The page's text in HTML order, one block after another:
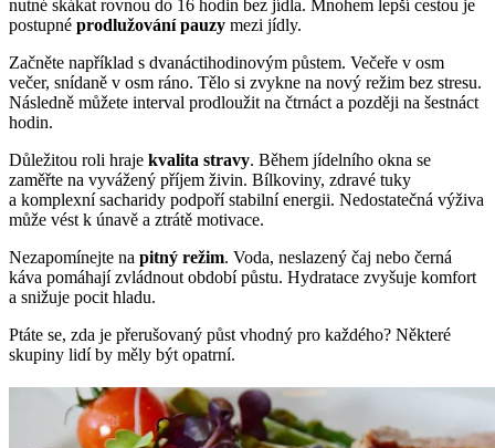
nutné skákat rovnou do 16 hodin bez jídla. Mnohem lepší cestou je
postupné prodlužování pauzy mezi jídly.
Začněte například s dvanáctihodinovým půstem. Večeře v osm
večer, snídaně v osm ráno. Tělo si zvykne na nový režim bez stresu.
Následně můžete interval prodloužit na čtrnáct a později na šestnáct
hodin.
Důležitou roli hraje kvalita stravy. Během jídelního okna se
zaměřte na vyvážený příjem živin. Bílkoviny, zdravé tuky
a komplexní sacharidy podpoří stabilní energii. Nedostatečná výživa
může vést k únavě a ztrátě motivace.
Nezapomínejte na pitný režim. Voda, neslazený čaj nebo černá
káva pomáhají zvládnout období půstu. Hydratace zvyšuje komfort
a snižuje pocit hladu.
Ptáte se, zda je přerušovaný půst vhodný pro každého? Některé
skupiny lidí by měly být opatrní.